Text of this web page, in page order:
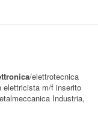
/elettrotecnica
elettricista m/f inserito
Industria,